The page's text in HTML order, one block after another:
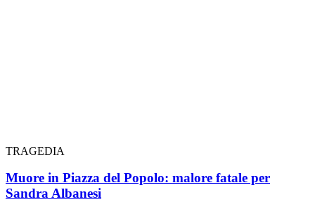
TRAGEDIA
Muore in Piazza del Popolo: malore fatale per
Sandra Albanesi